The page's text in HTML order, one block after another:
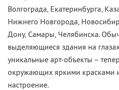
Волгограда, Екатеринбурга,
Нижнего Новгорода,
Дону, Самары, Челябинска.
выделяющиеся здания на
уникальные арт-объекты –
окружающих яркими красками
настроение.